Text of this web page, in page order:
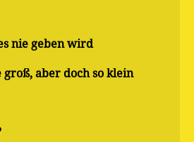
nie geben wird
aber doch so klein